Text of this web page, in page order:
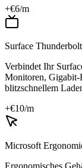
+€6/m
Surface
Verbindet Ihr
Monitoren, Gigabit-
blitzschnellem
+€10/m
Microsoft
Ergonomisches